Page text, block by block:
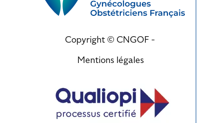
Copyright © CNGOF -
Mentions légales